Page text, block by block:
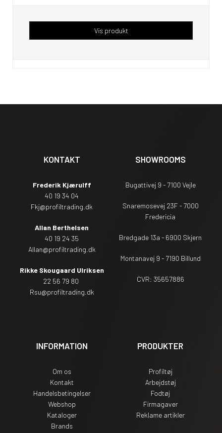
Vis produkt
KONTAKT
Frederik Kjærulff
40 19 34 04
Fkj@profiltrading.dk
Allan Berthelsen
40 19 24 35
Allan@profiltrading.dk
Rikke Skougaard Ulriksen
22 56 79 80
Rsu@profiltrading.dk
SHOWROOMS
Bugattivej 9 - 7100 Vejle
Snaremosevej 23F - 7000
Fredericia
Bredgade 13a - 6900 Skjern
Montanavej 9 - 7190 Billund
CVR: 35657886
INFORMATION
Om os
Kontakt
Handelsbetingelser
Webshop
Kataloger
Brands
PRODUKTER
Profiltøj
Arbejdstøj
Fodtøj
Firmagaver
Reklame artikler